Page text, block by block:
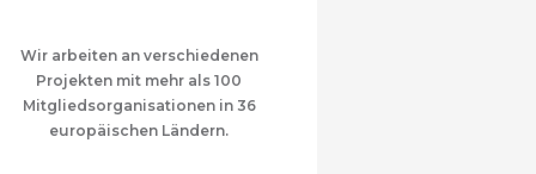
Mazedonischer Verein "Ilinden" – Tirana
Meshet Türkleri Cemiyeti Azerbaycan’da
“VATAN”
"Vatan" Öffentliche Union der in
Aserbaidschan lebenden Ahiska-Türken
Wir arbeiten an verschiedenen
Projekten mit mehr als 100
Mitgliedsorganisationen in 36
europäischen Ländern.